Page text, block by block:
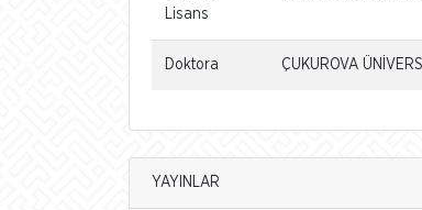
Lisans
Doktora ÇUKUROVA
YAYINLAR